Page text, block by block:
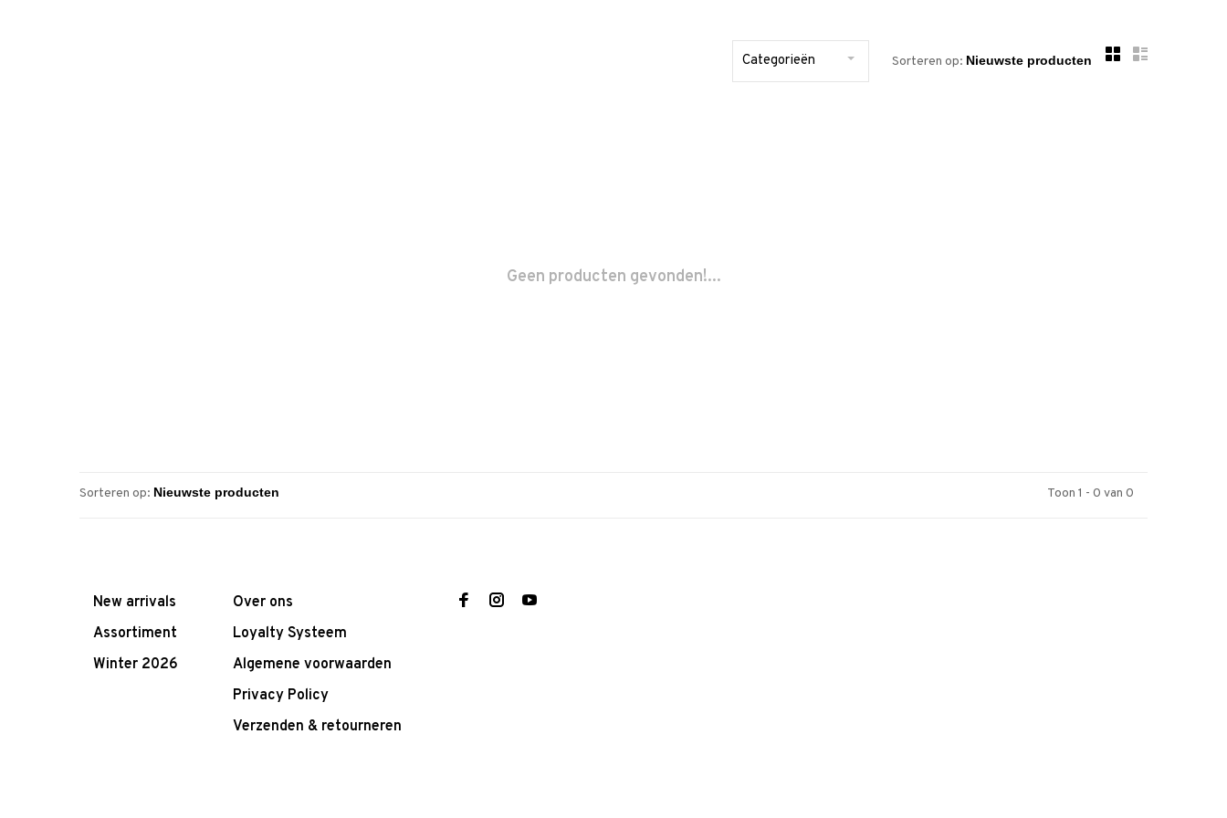
Categorieën Sorteren op:
Geen producten gevonden!...
Sorteren op: Toon 1 - 0 van 0
New arrivals
Assortiment
Winter 2026
Over ons
Loyalty Systeem
Algemene voorwaarden
Privacy Policy
Verzenden & retourneren